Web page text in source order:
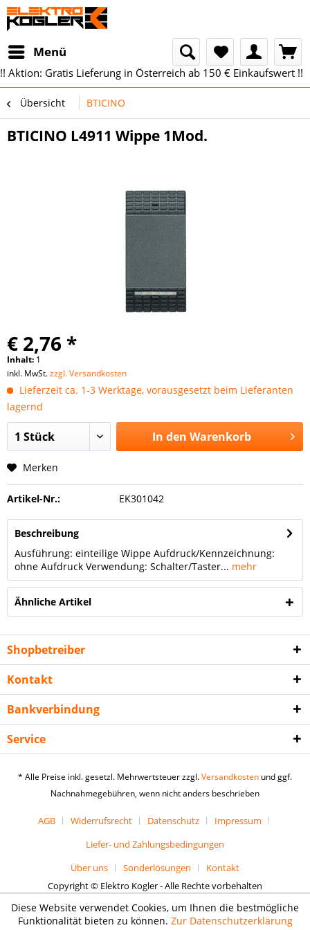
Menü
!! Aktion: Gratis Lieferung in Österreich ab 150 € Einkaufswert !!
Übersicht BTICINO
BTICINO L4911 Wippe 1Mod.
€ 2,76 *
Inhalt: 1
inkl. MwSt.zzgl. Versandkosten
Lieferzeit ca. 1-3 Werktage, vorausgesetzt beim Lieferanten
lagernd
In den Warenkorb
Merken
Artikel-Nr.: EK301042
Beschreibung
Ausführung: einteilige Wippe Aufdruck/Kennzeichnung:
ohne Aufdruck Verwendung: Schalter/Taster... mehr
Ähnliche Artikel
Shopbetreiber
Kontakt
Bankverbindung
Service
* Alle Preise inkl. gesetzl. Mehrwertsteuer zzgl.Versandkosten und ggf.
Nachnahmegebühren, wenn nicht anders beschrieben
AGB Widerrufsrecht Datenschutz
Impressum
Liefer- und Zahlungsbedingungen
Über uns
Sonderlösungen
Kontakt
Copyright © Elektro Kogler - Alle Rechte vorbehalten
Diese Website verwendet Cookies, um Ihnen die bestmögliche
Funktionalität bieten zu können. Zur Datenschutzerklärung